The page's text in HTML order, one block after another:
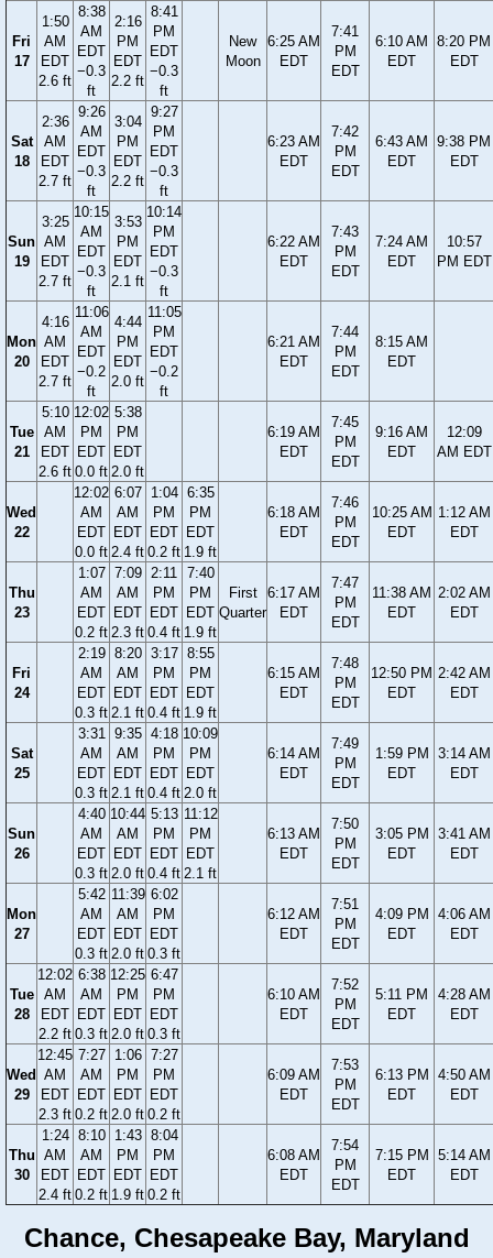
Fri
17
1:50
AM
EDT
2.6 ft
8:38
AM
EDT
−0.3
ft
2:16
PM
EDT
2.2 ft
8:41
PM
EDT
−0.3
ft
New
Moon
6:25 AM
EDT
7:41
PM
EDT
6:10 AM
EDT
8:20 PM
EDT
Sat
18
2:36
AM
EDT
2.7 ft
9:26
AM
EDT
−0.3
ft
3:04
PM
EDT
2.2 ft
9:27
PM
EDT
−0.3
ft
6:23 AM
EDT
7:42
PM
EDT
6:43 AM
EDT
9:38 PM
EDT
Sun
19
3:25
AM
EDT
2.7 ft
10:15
AM
EDT
−0.3
ft
3:53
PM
EDT
2.1 ft
10:14
PM
EDT
−0.3
ft
6:22 AM
EDT
7:43
PM
EDT
7:24 AM
EDT
10:57
PM EDT
Mon
20
4:16
AM
EDT
2.7 ft
11:06
AM
EDT
−0.2
ft
4:44
PM
EDT
2.0 ft
11:05
PM
EDT
−0.2
ft
6:21 AM
EDT
7:44
PM
EDT
8:15 AM
EDT
Tue
21
5:10
AM
EDT
2.6 ft
12:02
PM
EDT
0.0 ft
5:38
PM
EDT
2.0 ft
6:19 AM
EDT
7:45
PM
EDT
9:16 AM
EDT
12:09
AM EDT
Wed
22
12:02
AM
EDT
0.0 ft
6:07
AM
EDT
2.4 ft
1:04
PM
EDT
0.2 ft
6:35
PM
EDT
1.9 ft
6:18 AM
EDT
7:46
PM
EDT
10:25 AM
EDT
1:12 AM
EDT
Thu
23
1:07
AM
EDT
0.2 ft
7:09
AM
EDT
2.3 ft
2:11
PM
EDT
0.4 ft
7:40
PM
EDT
1.9 ft
First
Quarter
6:17 AM
EDT
7:47
PM
EDT
11:38 AM
EDT
2:02 AM
EDT
Fri
24
2:19
AM
EDT
0.3 ft
8:20
AM
EDT
2.1 ft
3:17
PM
EDT
0.4 ft
8:55
PM
EDT
1.9 ft
6:15 AM
EDT
7:48
PM
EDT
12:50 PM
EDT
2:42 AM
EDT
Sat
25
3:31
AM
EDT
0.3 ft
9:35
AM
EDT
2.1 ft
4:18
PM
EDT
0.4 ft
10:09
PM
EDT
2.0 ft
6:14 AM
EDT
7:49
PM
EDT
1:59 PM
EDT
3:14 AM
EDT
Sun
26
4:40
AM
EDT
0.3 ft
10:44
AM
EDT
2.0 ft
5:13
PM
EDT
0.4 ft
11:12
PM
EDT
2.1 ft
6:13 AM
EDT
7:50
PM
EDT
3:05 PM
EDT
3:41 AM
EDT
Mon
27
5:42
AM
EDT
0.3 ft
11:39
AM
EDT
2.0 ft
6:02
PM
EDT
0.3 ft
6:12 AM
EDT
7:51
PM
EDT
4:09 PM
EDT
4:06 AM
EDT
Tue
28
12:02
AM
EDT
2.2 ft
6:38
AM
EDT
0.3 ft
12:25
PM
EDT
2.0 ft
6:47
PM
EDT
0.3 ft
6:10 AM
EDT
7:52
PM
EDT
5:11 PM
EDT
4:28 AM
EDT
Wed
29
12:45
AM
EDT
2.3 ft
7:27
AM
EDT
0.2 ft
1:06
PM
EDT
2.0 ft
7:27
PM
EDT
0.2 ft
6:09 AM
EDT
7:53
PM
EDT
6:13 PM
EDT
4:50 AM
EDT
Thu
30
1:24
AM
EDT
2.4 ft
8:10
AM
EDT
0.2 ft
1:43
PM
EDT
1.9 ft
8:04
PM
EDT
0.2 ft
6:08 AM
EDT
7:54
PM
EDT
7:15 PM
EDT
5:14 AM
EDT
Chance, Chesapeake Bay, Maryland